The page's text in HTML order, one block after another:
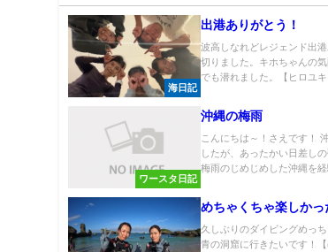
海日記
出港ありがとう！
波高しなれどレジェンド出
切りました。キホちゃんの
でも潜れました。【ヒロユキ
ワースタ日記
沖縄の梅雨
こんにちは～！さえです！
したが、あったかい日差し
梅雨のじめじめした沖縄を経
めちゃくちゃ楽しかっ
久しぶりのダイビングめっ
青の洞窟に行きたいです！